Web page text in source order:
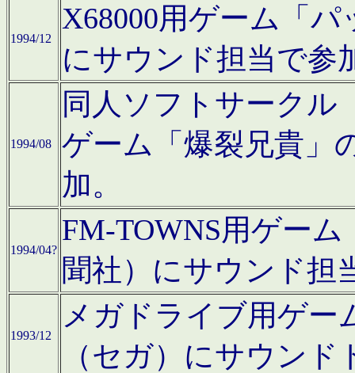
1994/12
X68000用ゲーム「
にサウンド担当で参
1994/08
同人ソフトサークル
ゲーム「爆裂兄貴」
加。
1994/04?
FM-TOWNS用ゲー
聞社）にサウンド担
1993/12
メガドライブ用ゲー
（セガ）にサウン